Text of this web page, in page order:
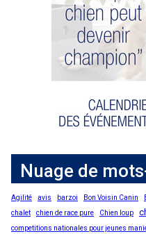
Nuage de
Agilité avis barzoi Bon Voisin Canin
chalet
chien de race pure Chien loup
competitions nationales pour jeunes